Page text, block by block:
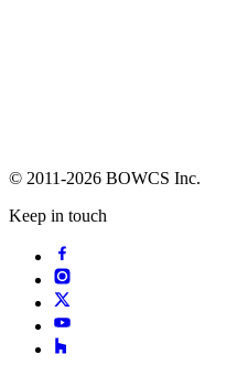
© 2011-2026 BOWCS Inc.
Keep in touch